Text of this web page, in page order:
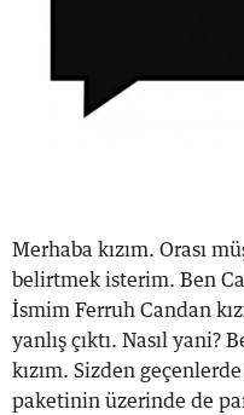
Merhaba kızım. Orası
belirtmek isterim. Ben
İsmim Ferruh Candan
yanlış çıktı. Nasıl yani?
kızım. Sizden
paketinin üzerinde de